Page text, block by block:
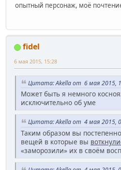
опытный персонаж, моё
fidel
6 мая 2015, 15:28
Цитата: Akella от 6 мая 2015,
Может быть я немного
исключительно об уме
Цитата: Akella от 4 мая 2015,
Таким образом вы
вещей в которые вы
«заморозили» их в своём